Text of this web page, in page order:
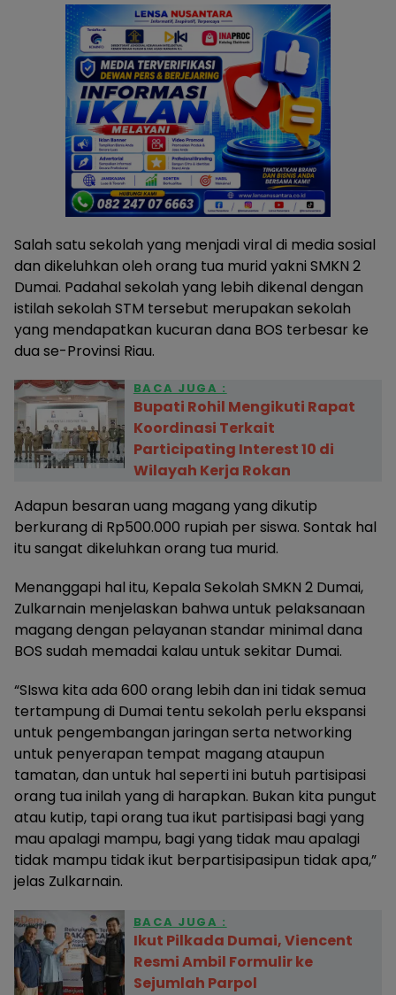
Salah satu sekolah yang menjadi viral di media sosial
dan dikeluhkan oleh orang tua murid yakni SMKN 2
Dumai. Padahal sekolah yang lebih dikenal dengan
istilah sekolah STM tersebut merupakan sekolah
yang mendapatkan kucuran dana BOS terbesar ke
dua se-Provinsi Riau.
BACA JUGA :
Bupati Rohil Mengikuti Rapat
Koordinasi Terkait
Participating Interest 10 di
Wilayah Kerja Rokan
Adapun besaran uang magang yang dikutip
berkurang di Rp500.000 rupiah per siswa. Sontak hal
itu sangat dikeluhkan orang tua murid.
Menanggapi hal itu, Kepala Sekolah SMKN 2 Dumai,
Zulkarnain menjelaskan bahwa untuk pelaksanaan
magang dengan pelayanan standar minimal dana
BOS sudah memadai kalau untuk sekitar Dumai.
“SIswa kita ada 600 orang lebih dan ini tidak semua
tertampung di Dumai tentu sekolah perlu ekspansi
untuk pengembangan jaringan serta networking
untuk penyerapan tempat magang ataupun
tamatan, dan untuk hal seperti ini butuh partisipasi
orang tua inilah yang di harapkan. Bukan kita pungut
atau kutip, tapi orang tua ikut partisipasi bagi yang
mau apalagi mampu, bagi yang tidak mau apalagi
tidak mampu tidak ikut berpartisipasipun tidak apa,”
jelas Zulkarnain.
BACA JUGA :
Ikut Pilkada Dumai, Viencent
Resmi Ambil Formulir ke
Sejumlah Parpol